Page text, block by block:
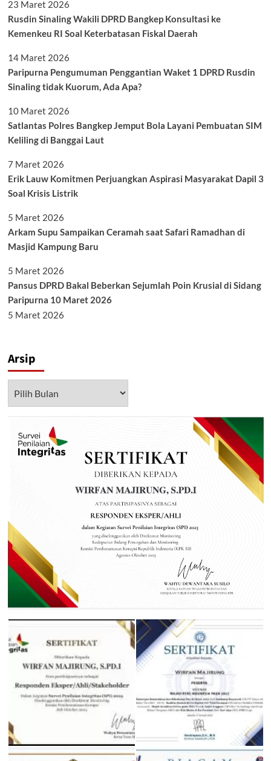
23 Maret 2026
Rusdin Sinaling Wakili DPRD Bangkep Konsultasi ke
Kemenkeu RI Soal Keterbatasan Fiskal Daerah
14 Maret 2026
Paripurna Pengumuman Penggantian Waket 1 DPRD Rusdin
Sinaling tidak Kuorum, Ada Apa?
10 Maret 2026
Satlantas Polres Bangkep Jemput Bola Layani Pembuatan SIM
Keliling di Banggai Laut
7 Maret 2026
Erik Lauw Komitmen Perjuangkan Aspirasi Masyarakat Dapil 3
Soal Krisis Listrik
5 Maret 2026
Arkam Supu Sampaikan Ceramah saat Safari Ramadhan di
Masjid Kampung Baru
5 Maret 2026
Pansus DPRD Bakal Beberkan Sejumlah Poin Krusial di Sidang
Paripurna 10 Maret 2026
5 Maret 2026
Arsip